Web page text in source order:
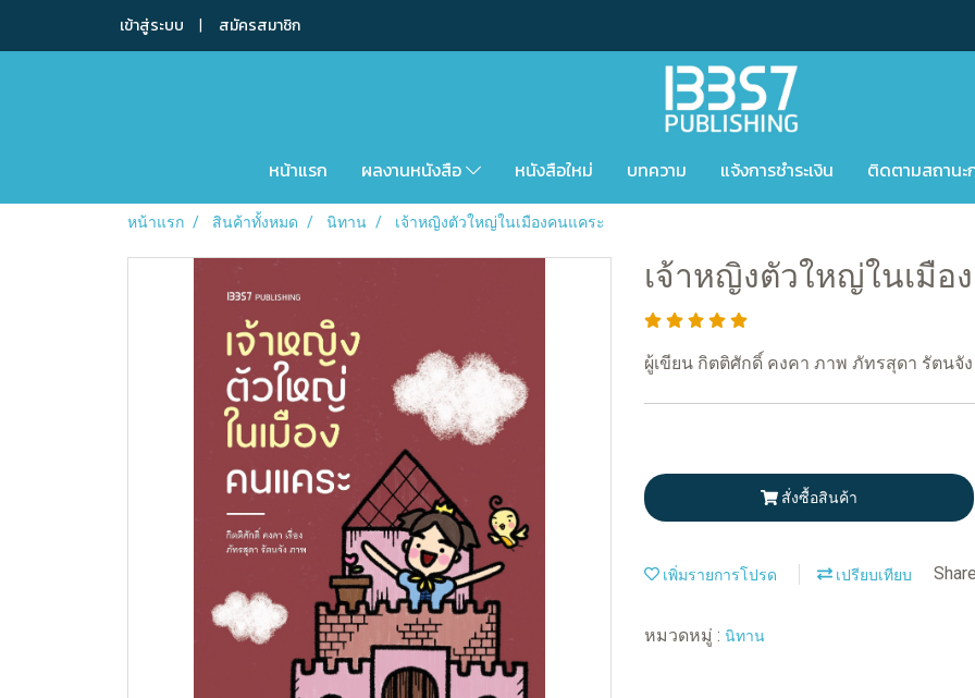
เข้าสู่ระบบ สมัครสมาชิก
หน้าแรก ผลงานหนังสือ หนังสือใหม่ บทความ แจ้งการชำระเงิน ติดตามสถานะ
หน้าแรก สินค้าทั้งหมด นิทาน เจ้าหญิงตัวใหญ่ในเมืองคนแคระ
เจ้าหญิงตัวใหญ่ในเมือ
ผู้เขียน กิตติศักดิ์ คงคา ภาพ ภัทรสุดา รัตนจัง
สั่งซื้อสินค้า
เพิ่มรายการโปรด เปรียบเทียบ
หมวดหมู่ : นิทาน